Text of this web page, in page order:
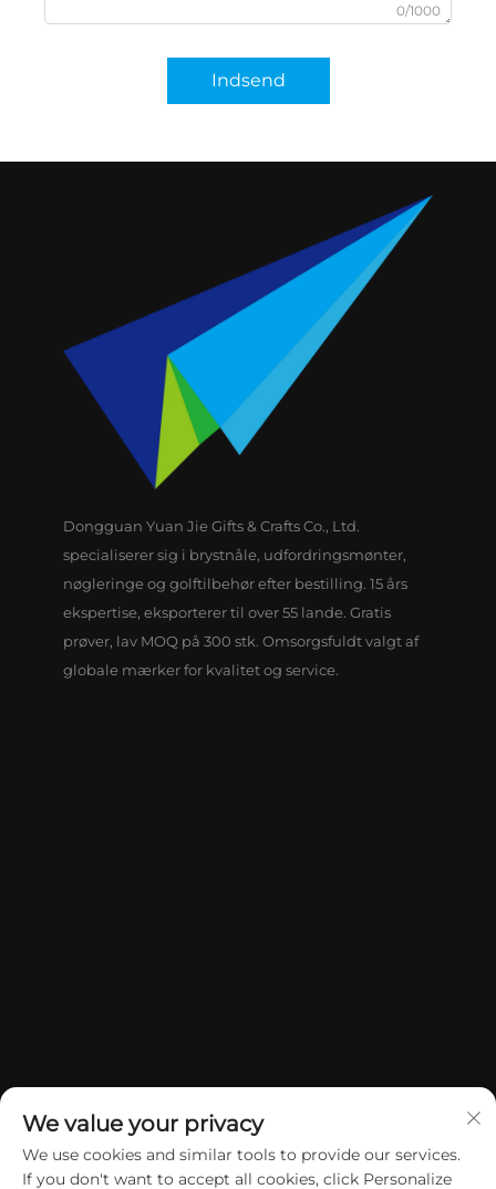
0/1000
Indsend
Dongguan Yuan Jie Gifts & Crafts Co., Ltd.
specialiserer sig i brystnåle, udfordringsmønter,
nøgleringe og golftilbehør efter bestilling. 15 års
ekspertise, eksporterer til over 55 lande. Gratis
prøver, lav MOQ på 300 stk. Omsorgsfuldt valgt af
globale mærker for kvalitet og service.
We value your privacy
We use cookies and similar tools to provide our services.
If you don't want to accept all cookies, click Personalize